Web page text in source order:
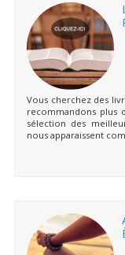
Vous cherchez des
recommandons plus
sélection des
nous apparaissent